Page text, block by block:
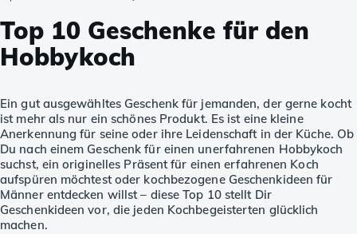
Top 10 Geschenke für den
Hobbykoch
Ein gut ausgewähltes Geschenk für jemanden, der gerne kocht
ist mehr als nur ein schönes Produkt. Es ist eine kleine
Anerkennung für seine oder ihre Leidenschaft in der Küche. Ob
Du nach einem Geschenk für einen unerfahrenen Hobbykoch
suchst, ein originelles Präsent für einen erfahrenen Koch
aufspüren möchtest oder kochbezogene Geschenkideen für
Männer entdecken willst – diese Top 10 stellt Dir
Geschenkideen vor, die jeden Kochbegeisterten glücklich
machen.